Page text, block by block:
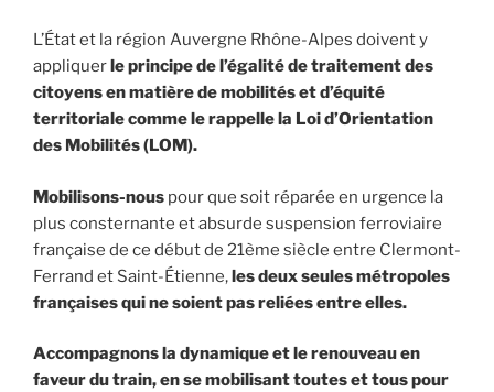
L’État et la région Auvergne Rhône-Alpes doivent y
appliquer le principe de l’égalité de traitement des
citoyens en matière de mobilités et d’équité
territoriale comme le rappelle la Loi d’Orientation
des Mobilités (LOM).
Mobilisons-nous pour que soit réparée en urgence la
plus consternante et absurde suspension ferroviaire
française de ce début de 21ème siècle entre Clermont-
Ferrand et Saint-Étienne,les deux seules métropoles
françaises qui ne soient pas reliées entre elles.
Accompagnons la dynamique et le renouveau en
faveur du train, en se mobilisant toutes et tous pour